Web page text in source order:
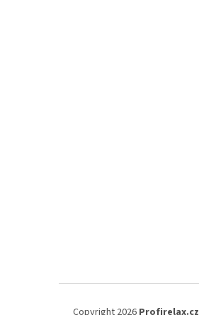
Copyright 2026 Profirelax.cz